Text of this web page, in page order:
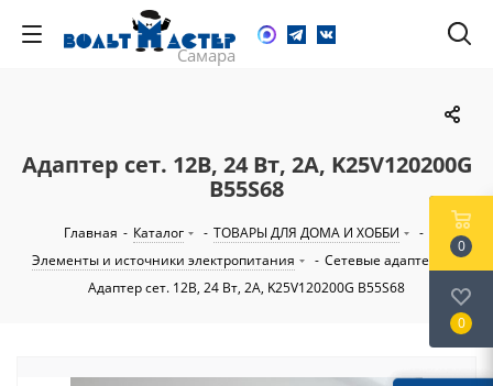
Адаптер сет. 12В, 24 Вт, 2А, K25V120200G
B55S68
Главная - Каталог - ТОВАРЫ ДЛЯ ДОМА И ХОББИ
-
Элементы и источники электропитания
- Сетевые адаптеры
-
Адаптер сет. 12В, 24 Вт, 2А, K25V120200G B55S68
0
0